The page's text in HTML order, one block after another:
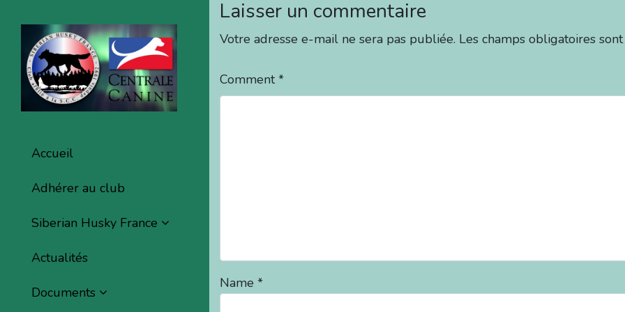
Accueil
Adhérer au club
Siberian Husky France
Actualités
Documents
Laisser un commentaire
Votre adresse e-mail ne sera pas publiée. Les champs obligatoires
Comment*
Name *